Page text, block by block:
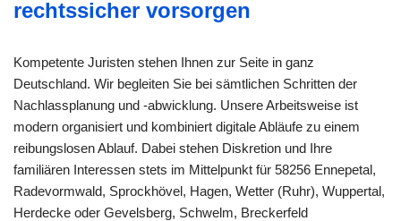
rechtssicher vorsorgen
Kompetente Juristen stehen Ihnen zur Seite in ganz
Deutschland. Wir begleiten Sie bei sämtlichen Schritten der
Nachlassplanung und -abwicklung. Unsere Arbeitsweise ist
modern organisiert und kombiniert digitale Abläufe zu einem
reibungslosen Ablauf. Dabei stehen Diskretion und Ihre
familiären Interessen stets im Mittelpunkt für 58256 Ennepetal,
Radevormwald, Sprockhövel, Hagen, Wetter (Ruhr), Wuppertal,
Herdecke oder Gevelsberg, Schwelm, Breckerfeld